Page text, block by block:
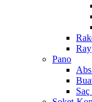
Ray
Pano